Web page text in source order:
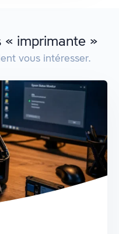
« imprimante »
vous intéresser.